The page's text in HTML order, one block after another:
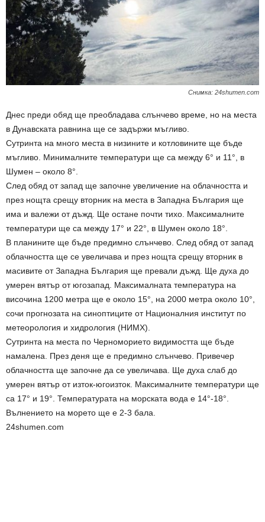
Снимка: 24shumen.com
Днес преди обяд ще преобладава слънчево време, но на места
в Дунавската равнина ще се задържи мъгливо.
Сутринта на много места в низините и котловините ще бъде
мъгливо. Минималните температури ще са между 6° и 11°, в
Шумен – около 8°.
След обяд от запад ще започне увеличение на облачността и
през нощта срещу вторник на места в Западна България ще
има и валежи от дъжд. Ще остане почти тихо. Максималните
температури ще са между 17° и 22°, в Шумен около 18°.
В планините ще бъде предимно слънчево. След обяд от запад
облачността ще се увеличава и през нощта срещу вторник в
масивите от Западна България ще превали дъжд. Ще духа до
умерен вятър от югозапад. Максималната температура на
височина 1200 метра ще е около 15°, на 2000 метра около 10°,
сочи прогнозата на синоптиците от Националния институт по
метеорология и хидрология (НИМХ).
Сутринта на места по Черноморието видимостта ще бъде
намалена. През деня ще е предимно слънчево. Привечер
облачността ще започне да се увеличава. Ще духа слаб до
умерен вятър от изток-югоизток. Максималните температури ще
са 17° и 19°. Температурата на морската вода е 14°-18°.
Вълнението на морето ще е 2-3 бала.
24shumen.com